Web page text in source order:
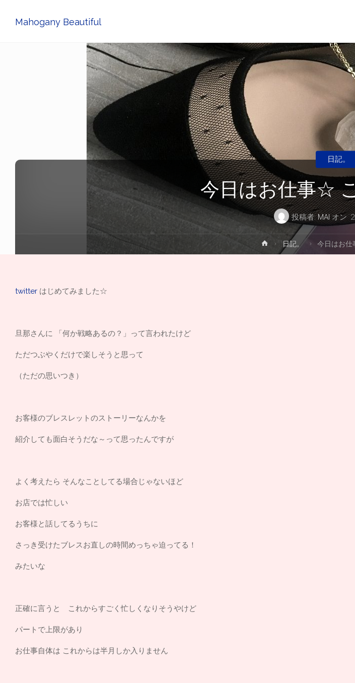
Mahogany Beautiful
今日はお仕事☆
投稿者: MAI オン
日記。
ホ
ー
日記。 今日はお
twitter はじめてみました☆
旦那さんに 「何か戦略あるの？」って言われたけど
ただつぶやくだけで楽しそうと思って
（ただの思いつき）
お客様のブレスレットのストーリーなんかを
紹介しても面白そうだな～って思ったんですが
よく考えたら そんなことしてる場合じゃないほど
お店では忙しい
お客様と話してるうちに
さっき受けたブレスお直しの時間めっちゃ迫ってる！
みたいな
正確に言うと これからすごく忙しくなりそうやけど
パートで上限があり
お仕事自体は これからは半月しか入りません